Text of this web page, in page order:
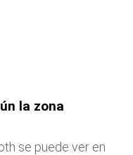
la zona
se puede ver en